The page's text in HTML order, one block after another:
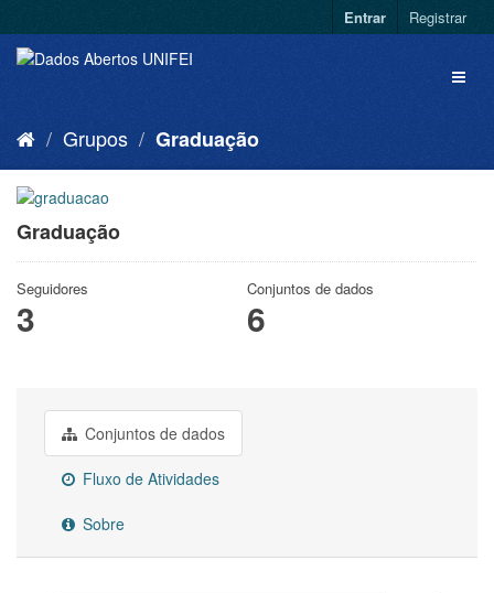
Entrar Registrar
Grupos Graduação
Graduação
Seguidores
3
Conjuntos de dados
6
Conjuntos de dados
Fluxo de Atividades
Sobre